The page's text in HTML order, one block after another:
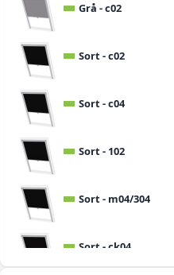
Grå - c02
Sort - c02
Sort - c04
Sort - 102
Sort - m04/304
Sort - ck04